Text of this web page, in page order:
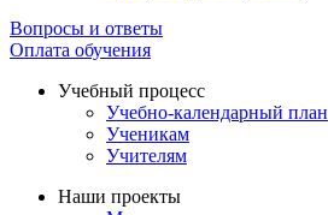
Вопросы и ответы
Оплата обучения
Учебный процесс
Учебно-календарный план
Ученикам
Учителям
Наши проекты